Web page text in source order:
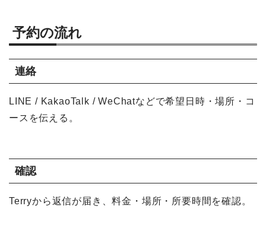
予約の流れ
連絡
LINE / KakaoTalk / WeChatなどで希望日時・場所・コ
ースを伝える。
確認
Terryから返信が届き、料金・場所・所要時間を確認。